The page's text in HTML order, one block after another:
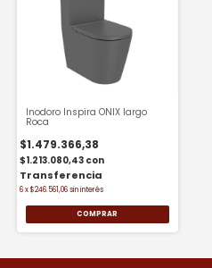
Inodoro Inspira ONIX largo
Roca
$1.479.366,38
$1.213.080,43 con
6x$246.561,06sin interés
COMPRAR